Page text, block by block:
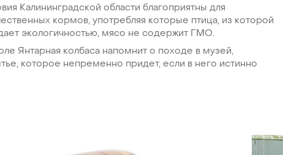
Калининградской области благоприятны для
кормов, употребляя которые птица, из которой
экологичностью, мясо не содержит ГМО.
Янтарная колбаса напомнит о походе в музей,
которое непременно придет, если в него истинно